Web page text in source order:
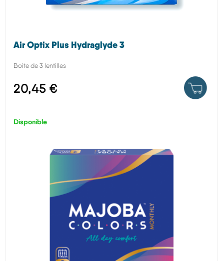
Air Optix Plus Hydraglyde 3
Boite de 3 lentilles
20,45 €
Disponible